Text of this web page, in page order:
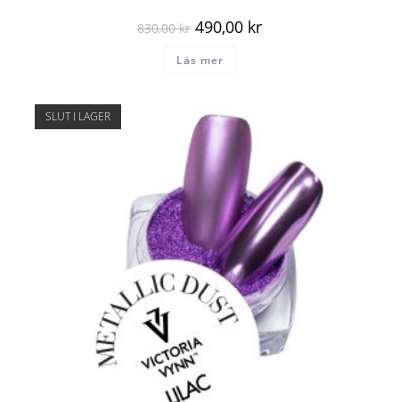
830,00kr 490,00 kr
Läs mer
SLUT I LAGER